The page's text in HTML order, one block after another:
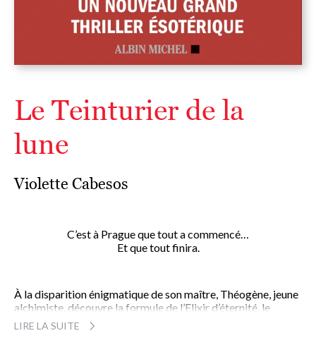
Le Teinturier de la
lune
Violette Cabesos
C’est à Prague que tout a commencé…
Et que tout finira.
À la disparition énigmatique de son maître, Théogène, jeune
alchimiste, découvre la formule de l’Elixir d’éternité, le
philtre qui rend immortel. C’est le début d’une course
jonchée de meurtres qui le conduit à Prague, à la cour de
LIRE LA SUITE